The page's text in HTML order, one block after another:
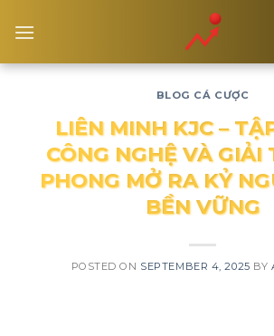
BLOG CÁ CƯỢC
LIÊN MINH KJC –
CÔNG NGHỆ VÀ GIẢI
PHONG MỞ RA KỶ
BỀN VỮNG
POSTED ON SEPTEMBER 4, 2025 BY